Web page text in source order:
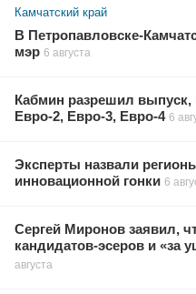
Камчатский край
В Петропавловске-
мэр 6 августа
Кабмин разрешил выпуск,
Евро-2, Евро-3, Евро-4 6
Эксперты назвали
инновационной гонки 6
Сергей Миронов заявил,
кандидатов-эсеров и «за
августа